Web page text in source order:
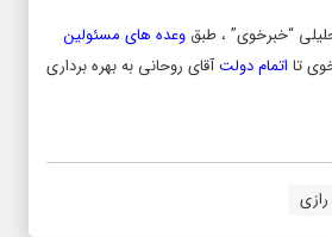
“خبرخوی” ، طبق وعده های مسئولین
تا اتمام دولتآقای روحانی به بهره برداری
رازی